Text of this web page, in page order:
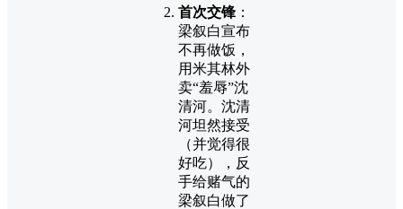
首次交锋 ：
梁叙白宣布
不再做饭，
用米其林外
卖“羞辱”沈
清河。沈清
河坦然接受
（并觉得很
好吃），反
手给赌气的
梁叙白做了